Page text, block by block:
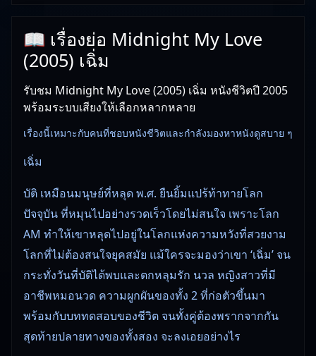
📖 เรื่องย่อ Midnight My Love
(2005) เฉิ่ม
รับชม Midnight My Love (2005) เฉิ่ม หนังชีวิตปี 2005
พร้อมระบบเสียงให้เลือกหลากหลาย
เรื่องนี้เหมาะกับคนที่ชอบหนังชีวิตและกำลังมองหาหนังดูสบาย ๆ
เฉิ่ม
บัติ เหมือนมนุษย์ที่หลุด พ.ศ. ยืนยิ้มแปร้ท้าทายโลก
ปัจจุบัน ที่หมุนไปอย่างรวดเร็วโดยไม่สนใจ เพราะโลก
AM ทำให้เขาหลุดไปอยู่ในโลกแห่งความหวังที่สวยงาม
โลกที่ไม่ต้องสนใจยุคสมัย แม้ใครจะมองว่าเขา ‘เฉิ่ม’ จน
กระทั่งวันที่บัติได้พบและตกหลุมรัก นวล หญิงสาวที่มี
อาชีพหมอนวด ความผูกผันของทั้ง 2 ที่ก่อตัวขึ้นมา
พร้อมกับบททดสอบของชีวิต จนทั้งคู่ต้องพรากจากกัน
สุดท้ายปลายทางของทั้งสอง จะลงเอยอย่างไร